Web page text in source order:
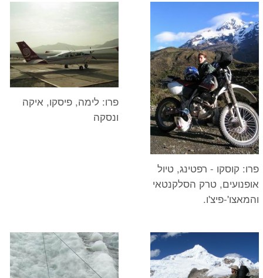
פרו: קוסקו - רפטינג, טיול
אופנועים, טרק הסלקנטאי
והמאצו'-פיצ'ו.
פרו: לימה, פיסקו, איקה
ונסקה